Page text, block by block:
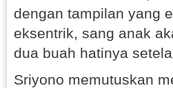
dengan tampilan yang
eksentrik, sang anak
dua buah hatinya
Sriyono memutuskan